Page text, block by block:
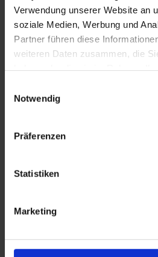
Verwendung unserer Website an
soziale Medien, Werbung und
Partner führen diese
weiteren Daten zusammen, die
Notwendig
Präferenzen
Statistiken
Marketing
Ihre Nachricht / Ihre Fragen
nein
Ich bin kein Robot! Die